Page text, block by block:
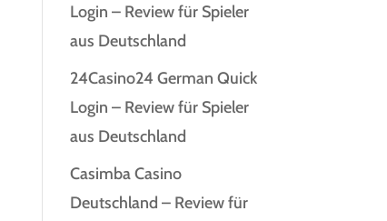
Login – Review für Spieler
aus Deutschland
24Casino24 German Quick
Login – Review für Spieler
aus Deutschland
Casimba Casino
Deutschland – Review für